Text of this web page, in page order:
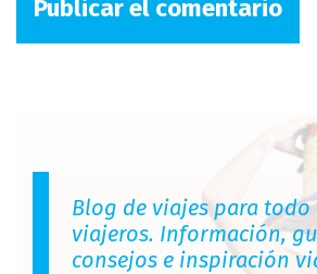
Blog de viajes para
viajeros. Información,
consejos e inspiración